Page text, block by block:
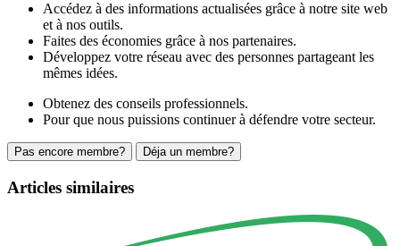
Accédez à des informations actualisées grâce à notre site web
et à nos outils.
Faites des économies grâce à nos partenaires.
Développez votre réseau avec des personnes partageant les
mêmes idées.
Obtenez des conseils professionnels.
Pour que nous puissions continuer à défendre votre secteur.
Pas encore membre? Déja un membre?
Articles similaires